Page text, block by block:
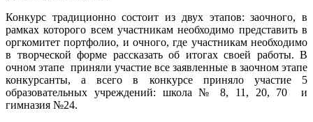
Конкурс традиционно состоит из двух этапов: заочного, в
рамках которого всем участникам необходимо представить в
оргкомитет портфолио, и очного, где участникам необходимо
в творческой форме рассказать об итогах своей работы. В
очном этапе приняли участие все заявленные в заочном этапе
конкурсанты, а всего в конкурсе приняло участие 5
образовательных учреждений: школа № 8, 11, 20, 70 и
гимназия №24.